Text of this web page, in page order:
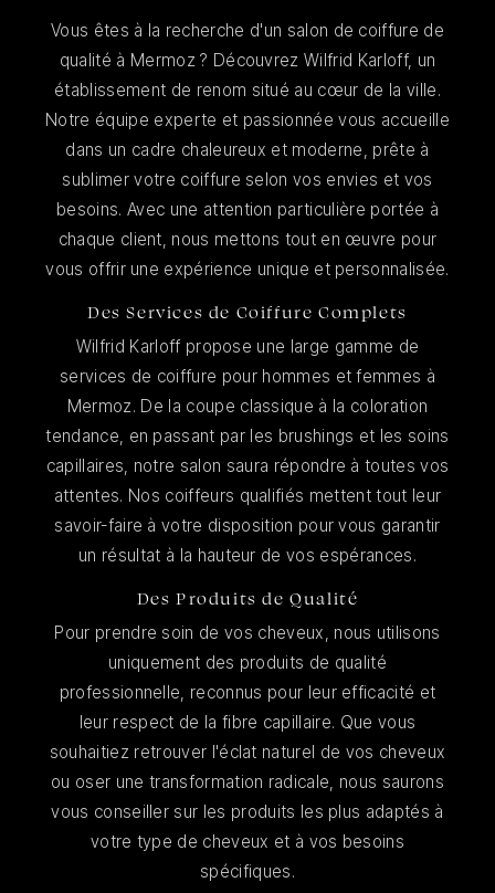
Vous êtes à la recherche d'un salon de coiffure de
qualité à Mermoz ? Découvrez Wilfrid Karloff, un
établissement de renom situé au cœur de la ville.
Notre équipe experte et passionnée vous accueille
dans un cadre chaleureux et moderne, prête à
sublimer votre coiffure selon vos envies et vos
besoins. Avec une attention particulière portée à
chaque client, nous mettons tout en œuvre pour
vous offrir une expérience unique et personnalisée.
Des Services de Coiffure Complets
Wilfrid Karloff propose une large gamme de
services de coiffure pour hommes et femmes à
Mermoz. De la coupe classique à la coloration
tendance, en passant par les brushings et les soins
capillaires, notre salon saura répondre à toutes vos
attentes. Nos coiffeurs qualifiés mettent tout leur
savoir-faire à votre disposition pour vous garantir
un résultat à la hauteur de vos espérances.
Des Produits de Qualité
Pour prendre soin de vos cheveux, nous utilisons
uniquement des produits de qualité
professionnelle, reconnus pour leur efficacité et
leur respect de la fibre capillaire. Que vous
souhaitiez retrouver l'éclat naturel de vos cheveux
ou oser une transformation radicale, nous saurons
vous conseiller sur les produits les plus adaptés à
votre type de cheveux et à vos besoins
spécifiques.